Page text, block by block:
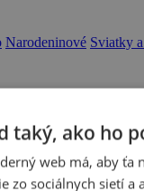
Narodeninové Sviatky
taký, ako ho
web má, aby ťa
zo sociálnych sietí